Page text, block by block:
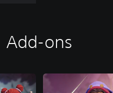
Add-ons